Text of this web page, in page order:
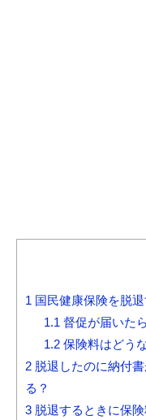
1 国民健康保険を脱
1.1 督促が届いた
1.2保険料はどう
2 脱退したのに納付
る？
3 脱退するときに保